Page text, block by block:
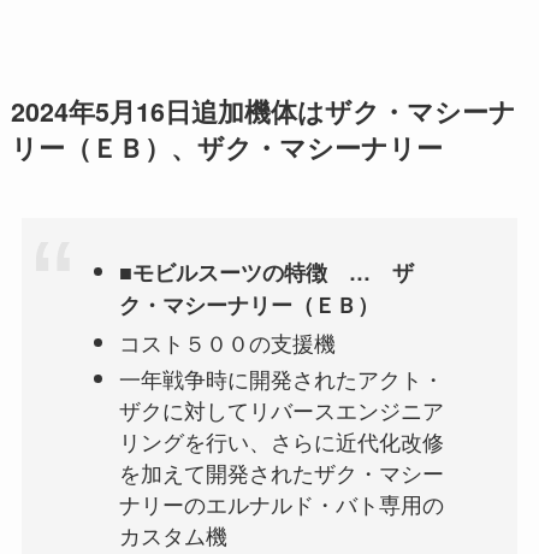
2024年5月16日追加機体はザク・マシーナ
リー（ＥＢ）、ザク・マシーナリー
■モビルスーツの特徴 … ザ
ク・マシーナリー（ＥＢ）
コスト５００の支援機
一年戦争時に開発されたアクト・
ザクに対してリバースエンジニア
リングを行い、さらに近代化改修
を加えて開発されたザク・マシー
ナリーのエルナルド・バト専用の
カスタム機